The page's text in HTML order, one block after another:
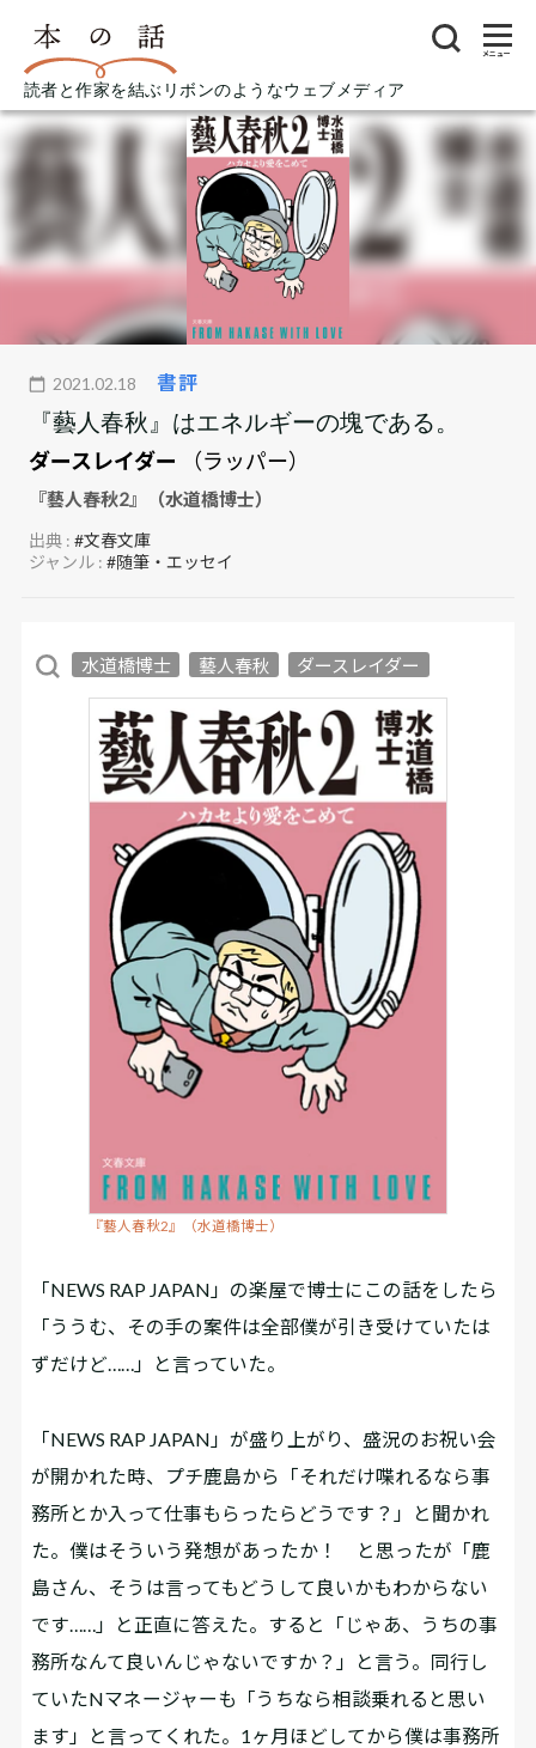
読者と作家を結ぶリボンのようなウェブメディア
メニュー
2021.02.18 書評
『藝人春秋』はエネルギーの塊である。
ダースレイダー
（ラッパー）
『藝人春秋2』（水道橋博士）
出典 :#文春文庫
ジャンル :#随筆・エッセイ
水道橋博士 藝人春秋 ダースレイダー
『藝人春秋2』（水道橋博士）
「NEWS RAP JAPAN」の楽屋で博士にこの話をしたら
「ううむ、その手の案件は全部僕が引き受けていたは
ずだけど……」と言っていた。
「NEWS RAP JAPAN」が盛り上がり、盛況のお祝い会
が開かれた時、プチ鹿島から「それだけ喋れるなら事
務所とか入って仕事もらったらどうです？」と聞かれ
た。僕はそういう発想があったか！ と思ったが「鹿
島さん、そうは言ってもどうして良いかもわからない
です……」と正直に答えた。すると「じゃあ、うちの事
務所なんて良いんじゃないですか？」と言う。同行し
ていたNマネージャーも「うちなら相談乗れると思い
ます」と言ってくれた。1ヶ月ほどしてから僕は事務所